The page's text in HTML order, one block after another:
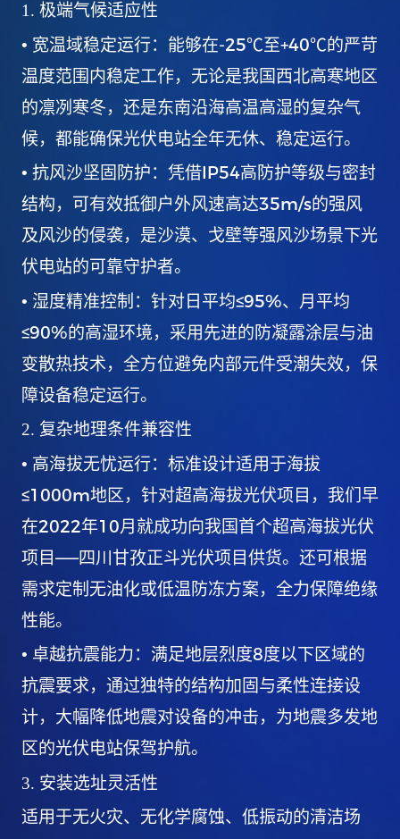
1. 极端气候适应性
• 宽温域稳定运行：能够在-25℃至+40℃的严苛
温度范围内稳定工作，无论是我国西北高寒地区
的凛冽寒冬，还是东南沿海高温高湿的复杂气
候，都能确保光伏电站全年无休、稳定运行。
• 抗风沙坚固防护：凭借IP54高防护等级与密封
结构，可有效抵御户外风速高达35m/s的强风
及风沙的侵袭，是沙漠、戈壁等强风沙场景下光
伏电站的可靠守护者。
• 湿度精准控制：针对日平均≤95%、月平均
≤90%的高湿环境，采用先进的防凝露涂层与油
变散热技术，全方位避免内部元件受潮失效，保
障设备稳定运行。
2. 复杂地理条件兼容性
• 高海拔无忧运行：标准设计适用于海拔
≤1000m地区，针对超高海拔光伏项目，我们早
在2022年10月就成功向我国首个超高海拔光伏
项目——四川甘孜正斗光伏项目供货。还可根据
需求定制无油化或低温防冻方案，全力保障绝缘
性能。
• 卓越抗震能力：满足地层烈度8度以下区域的
抗震要求，通过独特的结构加固与柔性连接设
计，大幅降低地震对设备的冲击，为地震多发地
区的光伏电站保驾护航。
3. 安装选址灵活性
适用于无火灾、无化学腐蚀、低振动的清洁场